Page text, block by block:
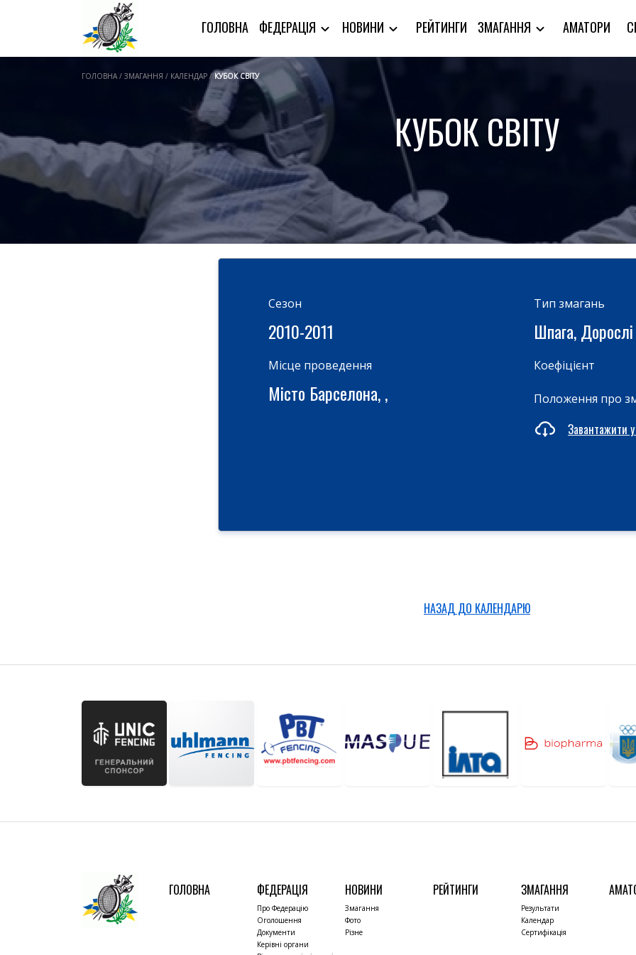
ГОЛОВНА ФЕДЕРАЦІЯ НОВИНИ РЕЙТИНГИ ЗМАГАННЯ АМАТОРИ
ГОЛОВНА / ЗМАГАННЯ / КАЛЕНДАР / КУБОК СВІТУ
КУБОК СВІТУ
Cезон
2010-2011
Місце проведення
Місто Барселона, ,
Тип змагань
Шпага, Дорослі
Коефіцієнт
Положення про
Завантажити
НАЗАД ДО КАЛЕНДАРЮ
ГОЛОВНА ФЕДЕРАЦІЯ
Про Федерацію
Оголошення
Документи
Керівні органи
НОВИНИ
Змагання
Фото
Різне
РЕЙТИНГИ ЗМАГАННЯ
Результати
Календар
Сертифікація